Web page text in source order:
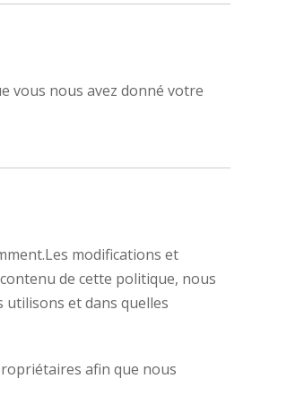
vous nous avez donné votre
modifications et
de cette politique, nous
et dans quelles
afin que nous